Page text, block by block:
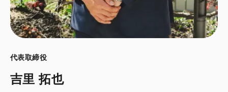
代表取締役
吉里 拓也